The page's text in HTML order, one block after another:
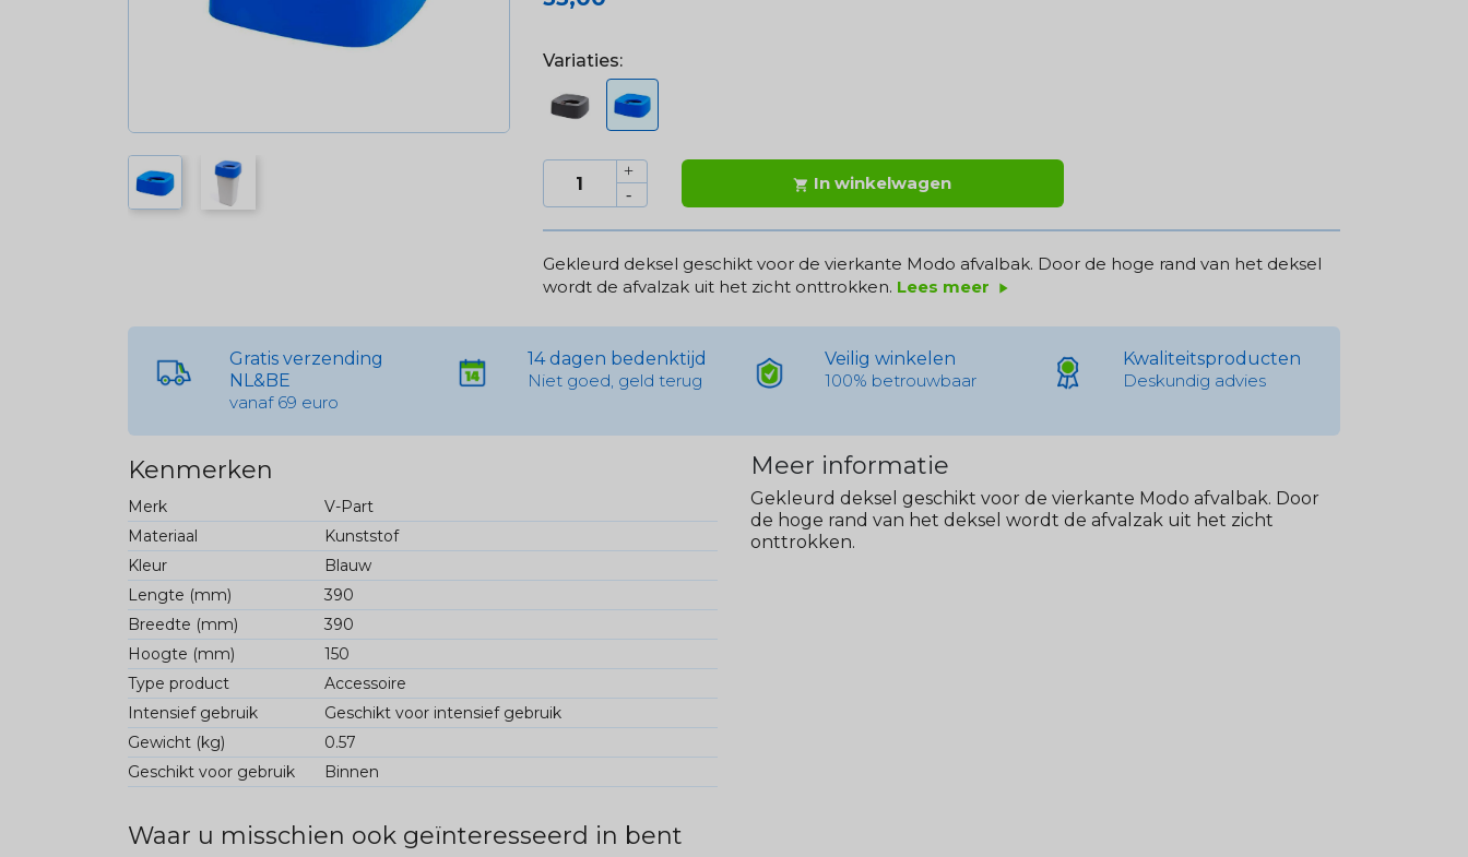
Variaties:
 In winkelwagen
Gekleurd deksel geschikt voor de vierkante Modo afvalbak. Door de hoge rand van het deksel
wordt de afvalzak uit het zicht onttrokken. Lees meer play_arrow
Gratis verzending
NL&BE
vanaf 69 euro
14 dagen bedenktijd
Niet goed, geld terug
Veilig winkelen
100% betrouwbaar
Kwaliteitsproducten
Deskundig advies
Kenmerken
Merk
V-Part
Materiaal
Kunststof
Kleur
Blauw
Lengte (mm)
390
Breedte (mm)
390
Hoogte (mm)
150
Type product
Accessoire
Intensief gebruik
Geschikt voor intensief gebruik
Gewicht (kg)
0.57
Geschikt voor gebruik
Binnen
Meer informatie
Gekleurd deksel geschikt voor de vierkante Modo afvalbak. Door
de hoge rand van het deksel wordt de afvalzak uit het zicht
onttrokken.
Waar u misschien ook geïnteresseerd in bent